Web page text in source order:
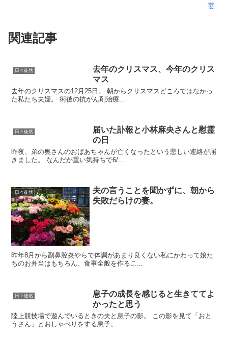
妻
関連記事
日々徒然
去年のクリスマス、今年のクリス
マス
去年のクリスマスの12月25日。 朝からクリスマスどころではなかっ
た私たち夫婦。 術後の抗がん剤治療...
日々徒然
届いた訃報と小林麻央さんと慰霊
の日
昨夜、弟の奥さんのおばあちゃんが亡くなったという悲しい連絡が届
きました。 なんだか重い気持ちで6/...
日々徒然
夫の言うことを聞かずに、朝から
失敗だらけの妻。
昨年8月から副鼻腔炎やらで体調があまり良くない私にかわって娘た
ちのお弁当はもちろん、食事全般を作るこ...
日々徒然
息子の成長を感じると生きててよ
かったと思う
陸上競技場で遊んでいるときの夫と息子の影。 この影を見て「おと
うさん」とおしゃべりをする息子。 ...